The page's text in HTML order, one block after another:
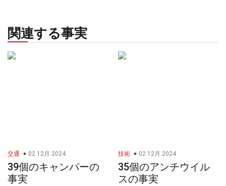
関連する事実
交通 02 12月 2024
39個のキャンパーの
事実
技術 02 12月 2024
35個のアンチウイル
スの事実